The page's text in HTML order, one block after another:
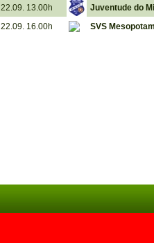
22.09. 13.00h
Juventude do
22.09. 16.00h
SVS